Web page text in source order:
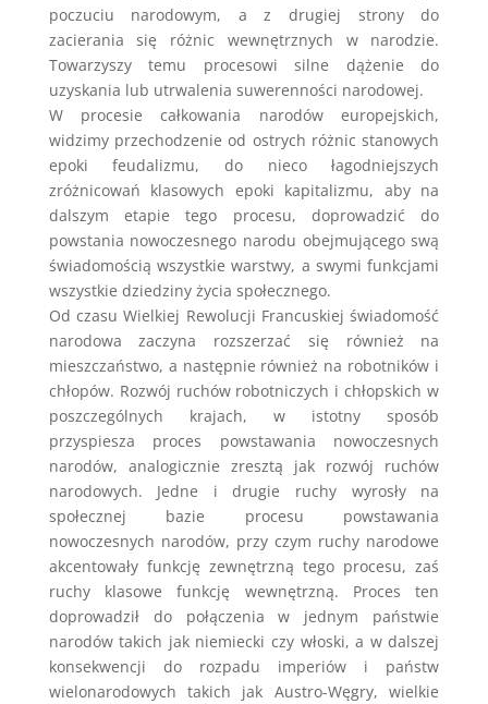
poczuciu narodowym, a z drugiej strony do
zacierania się różnic wewnętrznych w narodzie.
Towarzyszy temu procesowi silne dążenie do
uzyskania lub utrwalenia suwerenności narodowej.
W procesie całkowania narodów europejskich,
widzimy przechodzenie od ostrych różnic stanowych
epoki feudalizmu, do nieco łagodniejszych
zróżnicowań klasowych epoki kapitalizmu, aby na
dalszym etapie tego procesu, doprowadzić do
powstania nowoczesnego narodu obejmującego swą
świadomością wszystkie warstwy, a swymi funkcjami
wszystkie dziedziny życia społecznego.
Od czasu Wielkiej Rewolucji Francuskiej świadomość
narodowa zaczyna rozszerzać się również na
mieszczaństwo, a następnie również na robotników i
chłopów. Rozwój ruchów robotniczych i chłopskich w
poszczególnych krajach, w istotny sposób
przyspiesza proces powstawania nowoczesnych
narodów, analogicznie zresztą jak rozwój ruchów
narodowych. Jedne i drugie ruchy wyrosły na
społecznej bazie procesu powstawania
nowoczesnych narodów, przy czym ruchy narodowe
akcentowały funkcję zewnętrzną tego procesu, zaś
ruchy klasowe funkcję wewnętrzną. Proces ten
doprowadził do połączenia w jednym państwie
narodów takich jak niemiecki czy włoski, a w dalszej
konsekwencji do rozpadu imperiów i państw
wielonarodowych takich jak Austro-Węgry, wielkie